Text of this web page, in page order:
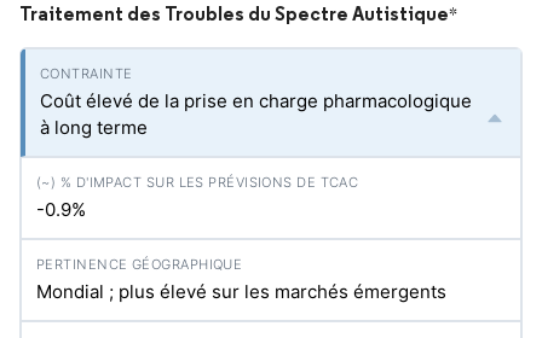
Traitement des Troubles du Spectre Autistique*
Coût élevé de la prise en charge pharmacologique
à long terme
-0.9%
Mondial ; plus élevé sur les marchés émergents